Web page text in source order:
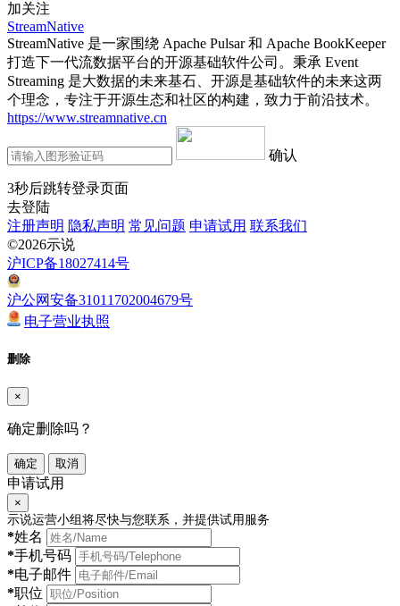
加关注
StreamNative
StreamNative 是一家围绕 Apache Pulsar 和 Apache BookKeeper
打造下一代流数据平台的开源基础软件公司。秉承 Event
Streaming 是大数据的未来基石、开源是基础软件的未来这两
个理念，专注于开源生态和社区的构建，致力于前沿技术。
https://www.streamnative.cn
确认
3秒后跳转登录页面
去登陆
注册声明 隐私声明 常见问题 申请试用 联系我们
©2026示说
沪ICP备18027414号
沪公网安备31011702004679号
电子营业执照
删除
×
确定删除吗？
确定 取消
申请试用
×
示说运营小组将尽快与您联系，并提供试用服务
*姓名
*手机号码
*电子邮件
*职位